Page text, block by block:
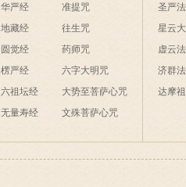
华严经
地藏经
圆觉经
楞严经
六祖坛经
无量寿经
准提咒
往生咒
药师咒
六字大明咒
大势至菩萨心咒
文殊菩萨心咒
圣严
星云
虚云
济群
达摩